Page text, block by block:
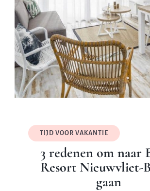
TIJD VOOR VAKANTIE
3 redenen om naar
Resort Nieuwvliet-
gaan